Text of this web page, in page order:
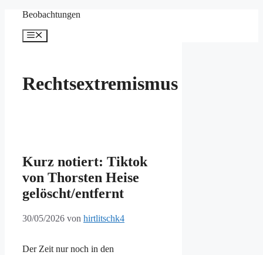
springen
Beobachtungen
Menü
Rechtsextremismus
Kurz notiert: Tiktok
von Thorsten Heise
gelöscht/entfernt
30/05/2026 von hirtlitschk4
Der Zeit nur noch in den